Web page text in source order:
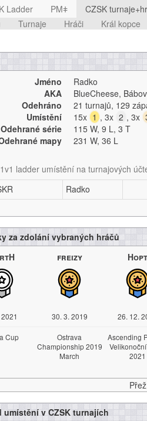
Ladder PMǂ
CZSK
Turnaje Hráči Král kopce
Jméno
Radko
AKA
BlueCheese,
Odehráno
21 turnajů, 129
Umístění
15x 1 , 3x 2 , 3x
Odehrané série
115 W, 9 L, 3 T
mapy
231 W, 36 L
ladder umístění na turnajových
Radko
za zdolání vybraných hráčů
Cup
freizy
30. 3. 2019
Ostrava
Championship 2019
March
26. 12.
Ascending
2021
umístění v CZSK turnajích